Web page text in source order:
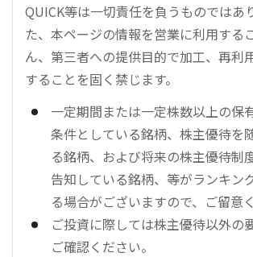
QUICK等は一切責任を負うものではあ
た、本ページの情報を営業に利用する
ん、第三者への提供目的で加工、再利
することを固く禁じます。
一定期間または一定株数以上の保
条件としている銘柄、株主優待を
る銘柄、および将来の株主優待制
告知している銘柄、等がランキン
る場合がございますので、ご留意
ご投資に際しては株主優待以外の
ご確認ください。